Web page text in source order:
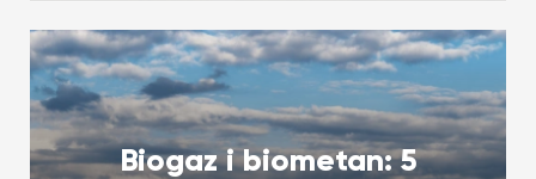
Biogaz i biometan: 5